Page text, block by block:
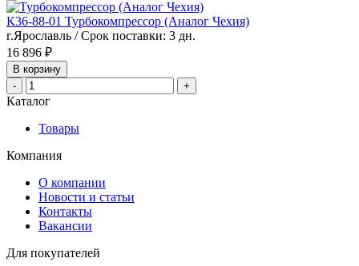
К36-88-01 Турбокомпрессор (Аналог Чехия)
г.Ярославль / Срок поставки: 3 дн.
16 896 ₽
В корзину
-
+
Каталог
Товары
Компания
О компании
Новости и статьи
Контакты
Вакансии
Для покупателей